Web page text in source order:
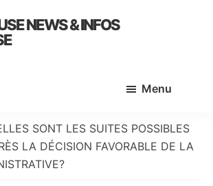
NEWS & INFOS
Menu
SONT LES SUITES POSSIBLES
LA DÉCISION FAVORABLE DE LA